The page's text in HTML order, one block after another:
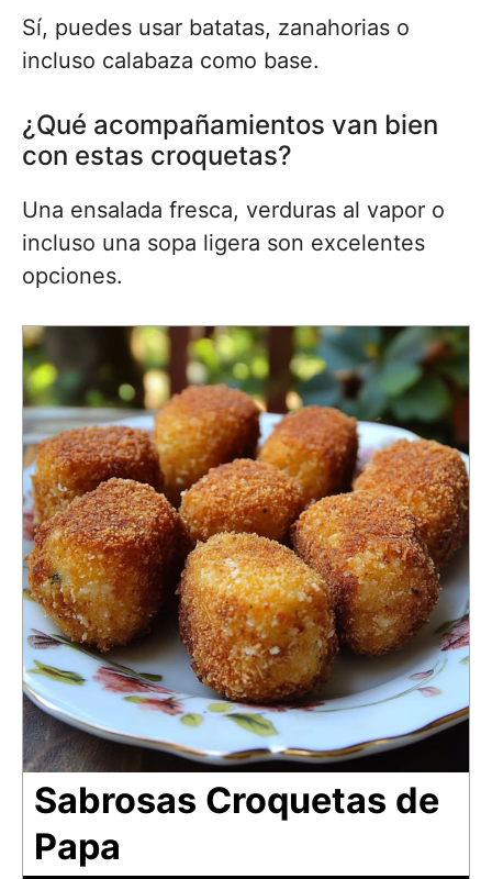
Sí, puedes usar batatas, zanahorias o
incluso calabaza como base.
¿Qué acompañamientos van bien
con estas croquetas?
Una ensalada fresca, verduras al vapor o
incluso una sopa ligera son excelentes
opciones.
Sabrosas Croquetas de
Papa